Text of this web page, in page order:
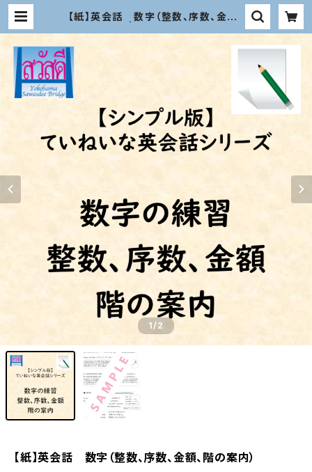
【紙】英会話 数字（整数、序数、金額、
1/2
【紙】英会話 数字（整数、序数、金額、階の案内）